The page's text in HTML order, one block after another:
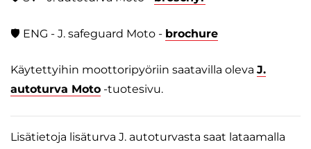
🛡️ ENG - J. safeguard Moto - brochure
Käytettyihin moottoripyöriin saatavilla oleva J.
autoturva Moto -tuotesivu.
Lisätietoja lisäturva J. autoturvasta saat lataamalla